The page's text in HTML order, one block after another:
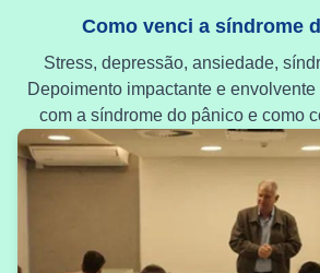
Como venci a síndrome
Stress, depressão, ansiedade,
Depoimento impactante e
com a síndrome do pânico e como